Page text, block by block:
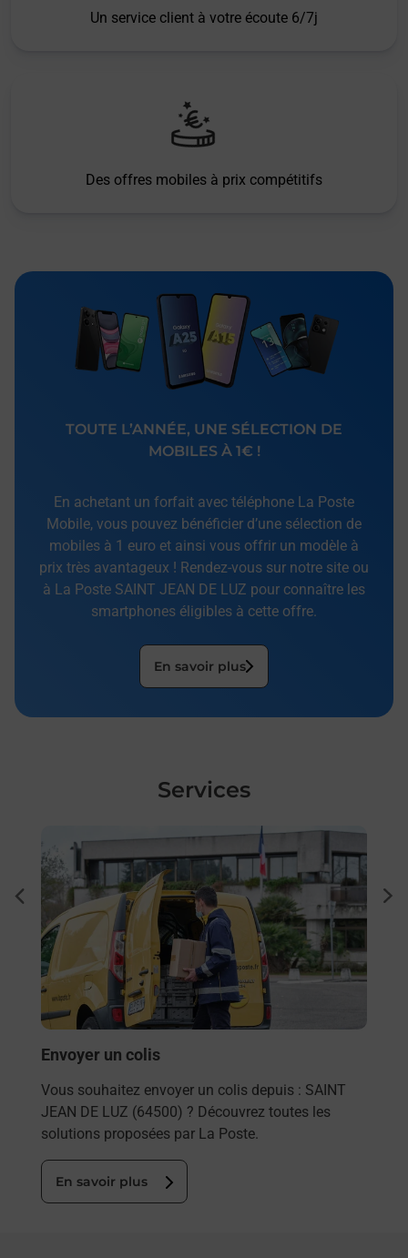
Un service client à votre écoute 6/7j
Des offres mobiles à prix compétitifs
TOUTE L’ANNÉE, UNE SÉLECTION DE
MOBILES À 1€ !
En achetant un forfait avec téléphone La Poste
Mobile, vous pouvez bénéficier d’une sélection de
mobiles à 1 euro et ainsi vous offrir un modèle à
prix très avantageux ! Rendez-vous sur notre site ou
à La Poste SAINT JEAN DE LUZ pour connaître les
smartphones éligibles à cette offre.
En savoir plus
Services
Envoyer un colis
Vous souhaitez envoyer un colis depuis : SAINT
JEAN DE LUZ (64500) ? Découvrez toutes les
solutions proposées par La Poste.
En savoir plus